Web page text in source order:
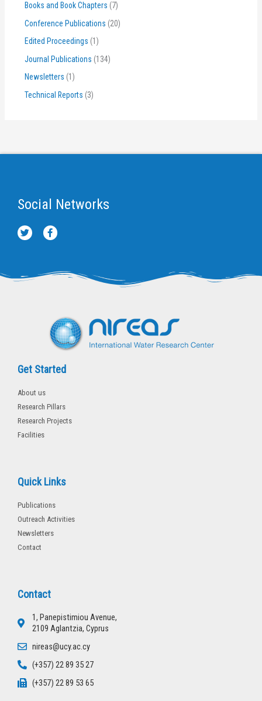
Books and Book Chapters (7)
Conference Publications (20)
Edited Proceedings (1)
Journal Publications (134)
Newsletters (1)
Technical Reports (3)
Social Networks
T
w
r
F
a
o
Get Started
About us
Research Pillars
Research Projects
Facilities
Quick Links
Publications
Outreach Activities
Newsletters
Contact
Contact
1, Panepistimiou Avenue,
2109 Aglantzia, Cyprus
nireas@ucy.ac.cy
(+357) 22 89 35 27
(+357) 22 89 53 65